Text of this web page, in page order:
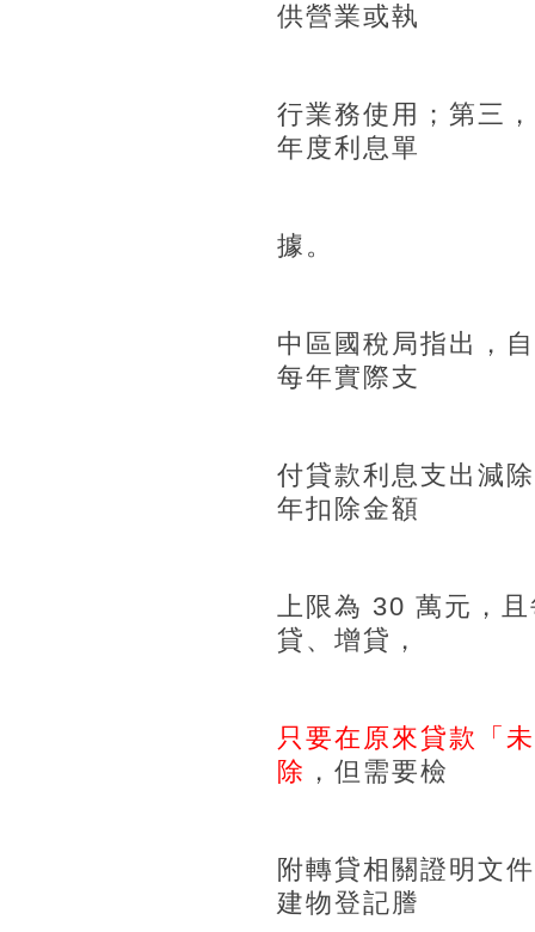
供營業或執
行業務使用；第三
年度利息單
據。
中區國稅局指出，
每年實際支
付貸款利息支出減
年扣除金額
上限為 30 萬元，
貸、增貸，
只要在原來貸款「
除 ，但需要檢
附轉貸相關證明文
建物登記謄